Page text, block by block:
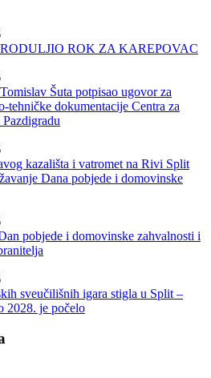
ROK ZA KAREPOVAC
Šuta potpisao ugovor za
tehničke dokumentacije Centra za
Pazdigradu
kazališta i vatromet na Rivi Split
Dana pobjede i domovinske
pobjede i domovinske zahvalnosti i
sveučilišnih igara stigla u Split –
2028. je počelo